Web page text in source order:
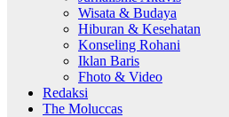
Wisata & Budaya
Hiburan & Kesehatan
Konseling Rohani
Iklan Baris
Fhoto & Video
Redaksi
The Moluccas